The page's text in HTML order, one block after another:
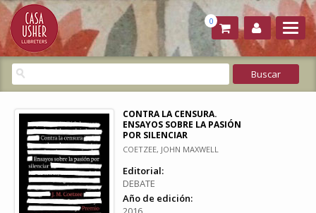
0
CONTRA LA CENSURA.
ENSAYOS SOBRE LA PASIÓN
POR SILENCIAR
COETZEE, JOHN MAXWELL
Editorial:
DEBATE
Año de edición: